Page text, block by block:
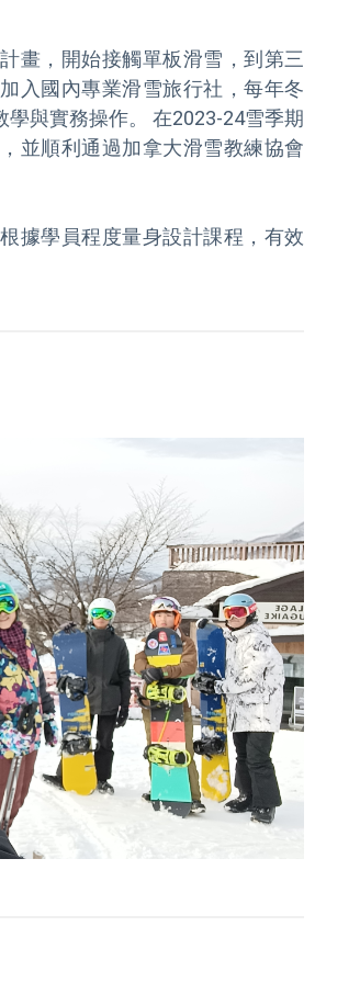
畫，開始接觸單板滑雪，到第三
入國內專業滑雪旅行社，每年冬
與實務操作。 在2023-24雪季期
並順利通過加拿大滑雪教練協會
據學員程度量身設計課程，有效